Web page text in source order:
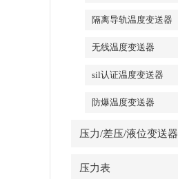
隔离导轨温度变送器
无线温度变送器
sil认证温度变送器
防爆温度变送器
压力/差压/液位变送器
压力表